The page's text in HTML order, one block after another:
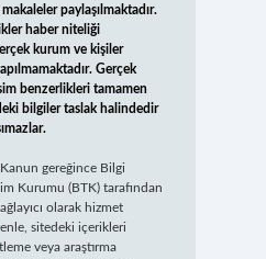
makaleler paylaşılmaktadır.
haber niteliği
kurum ve kişiler
Gerçek
benzerlikleri tamamen
bilgiler taslak halindedir
gereğince Bilgi
Kurumu (BTK) tarafından
olarak hizmet
sitedeki içerikleri
veya araştırma